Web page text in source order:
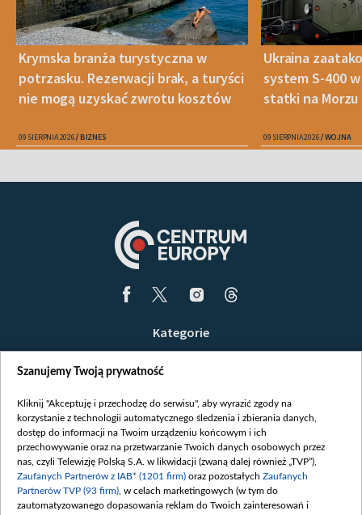
Krymska branża turystyczna w
potrzasku. Rezerwacji brak, a turyści
nie mogą uzyskać zwrotu kosztów
09 SIERPNIA 2026 BIZNES
Ukraina
system S-400
statki na Morzu
09 SIERPNIA 2026 WOJNA
Kategorie
Opinie
Białoruś / Polska
Czytelnia
Centrum Europy
O nas
Szanujemy Twoją prywatność
Kliknij "Akceptuję i przechodzę do serwisu", aby wyrazić zgody na
korzystanie z technologii automatycznego śledzenia i zbierania danych,
dostęp do informacji na Twoim urządzeniu końcowym i ich
przechowywanie oraz na przetwarzanie Twoich danych osobowych przez
nas, czyli Telewizję Polską S.A. w likwidacji (zwaną dalej również „TVP”),
Zaufanych Partnerów z IAB* (1201 firm) oraz pozostałych Zaufanych
Partnerów TVP (93 firm) , w celach marketingowych (w tym do
zautomatyzowanego dopasowania reklam do Twoich zainteresowań i